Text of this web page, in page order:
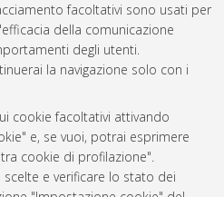
facoltativi sono usati per
della comunicazione
degli utenti.
la navigazione solo con i
cookie facoltativi attivando
e, se vuoi, potrai esprimere
cookie di profilazione".
e verificare lo stato dei
documento: